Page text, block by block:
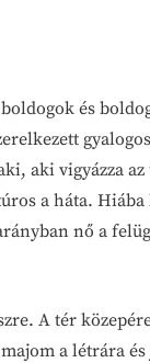
és
aki vigyázza
a háta.
nő a
A tér
a létrára